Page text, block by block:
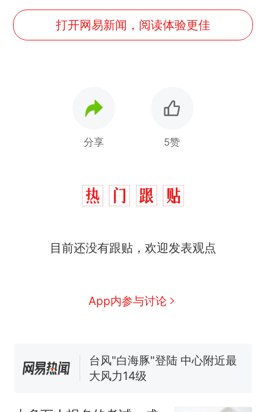
打开网易新闻，阅读体验更佳
分享 5赞
目前还没有跟贴，欢迎发表观点
App内参与讨论
热
十多万人报名的考试，成绩
家，刚改国名，总统就邀请中
了……
视频丨只要一枚命中就能让航
母瘫痪 轰-6J实力有多强？
台风"白海豚"登陆 中心附近最
大风力14级
全部作废，公平么？